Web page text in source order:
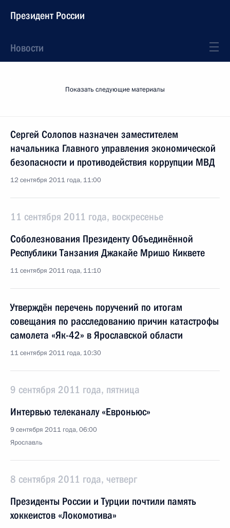
Президент России
Новости
Показать следующие материалы
Сергей Солопов назначен заместителем
начальника Главного управления экономической
безопасности и противодействия коррупции МВД
12 сентября 2011 года, 11:00
11 сентября 2011 года, воскресенье
Соболезнования Президенту Объединённой
Республики Танзания Джакайе Мришо Киквете
11 сентября 2011 года, 11:10
Утверждён перечень поручений по итогам
совещания по расследованию причин катастрофы
самолета «Як-42» в Ярославской области
11 сентября 2011 года, 10:30
9 сентября 2011 года, пятница
Интервью телеканалу «Евроньюс»
9 сентября 2011 года, 06:00
Ярославль
8 сентября 2011 года, четверг
Президенты России и Турции почтили память
хоккеистов «Локомотива»